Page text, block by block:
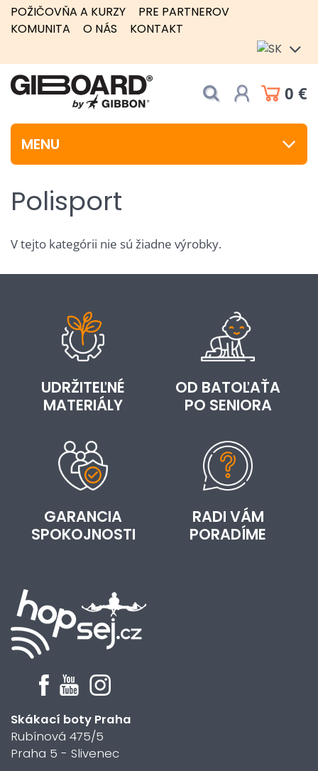
POŽIČOVŇA A KURZY
PRE PARTNEROV
KOMUNITA
O NÁS KONTAKT
0 €
MENU
Polisport
V tejto kategórii nie sú žiadne výrobky.
UDRŽITEĽNÉ
MATERIÁLY
OD BATOĽAŤA
PO SENIORA
GARANCIA
SPOKOJNOSTI
RADI VÁM
PORADÍME
Skákací boty Praha
Rubínová 475/5
Praha 5 - Slivenec